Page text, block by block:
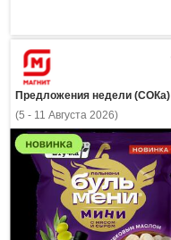
Предложения недели (СОКа)
(5 - 11 Августа 2026)